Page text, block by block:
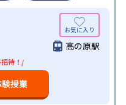
高の原駅
待！/
授業